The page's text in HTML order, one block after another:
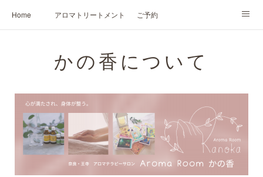
Home アロマトリートメント ご予約
かの香について